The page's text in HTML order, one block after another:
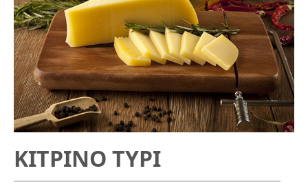
ΚΙΤΡΙΝΟ ΤΥΡΙ